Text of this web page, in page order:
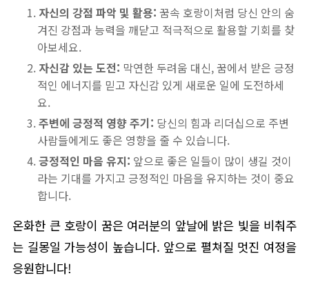
자신의 강점 파악 및 활용: 꿈속 호랑이처럼 당신 안의 숨
겨진 강점과 능력을 깨닫고 적극적으로 활용할 기회를 찾
아보세요.
자신감 있는 도전: 막연한 두려움 대신, 꿈에서 받은 긍정
적인 에너지를 믿고 자신감 있게 새로운 일에 도전하세
요.
주변에 긍정적 영향 주기: 당신의 힘과 리더십으로 주변
사람들에게도 좋은 영향을 줄 수 있습니다.
긍정적인 마음 유지: 앞으로 좋은 일들이 많이 생길 것이
라는 기대를 가지고 긍정적인 마음을 유지하는 것이 중요
합니다.
온화한 큰 호랑이 꿈은 여러분의 앞날에 밝은 빛을 비춰주
는 길몽일 가능성이 높습니다. 앞으로 펼쳐질 멋진 여정을
응원합니다!